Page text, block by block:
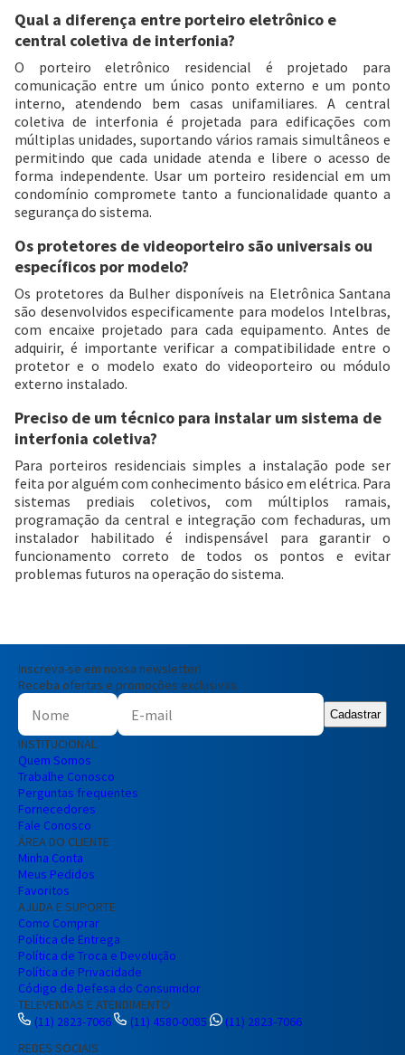
Qual a diferença entre porteiro eletrônico e
central coletiva de interfonia?
O porteiro eletrônico residencial é projetado para
comunicação entre um único ponto externo e um ponto
interno, atendendo bem casas unifamiliares. A central
coletiva de interfonia é projetada para edificações com
múltiplas unidades, suportando vários ramais simultâneos e
permitindo que cada unidade atenda e libere o acesso de
forma independente. Usar um porteiro residencial em um
condomínio compromete tanto a funcionalidade quanto a
segurança do sistema.
Os protetores de videoporteiro são universais ou
específicos por modelo?
Os protetores da Bulher disponíveis na Eletrônica Santana
são desenvolvidos especificamente para modelos Intelbras,
com encaixe projetado para cada equipamento. Antes de
adquirir, é importante verificar a compatibilidade entre o
protetor e o modelo exato do videoporteiro ou módulo
externo instalado.
Preciso de um técnico para instalar um sistema de
interfonia coletiva?
Para porteiros residenciais simples a instalação pode ser
feita por alguém com conhecimento básico em elétrica. Para
sistemas prediais coletivos, com múltiplos ramais,
programação da central e integração com fechaduras, um
instalador habilitado é indispensável para garantir o
funcionamento correto de todos os pontos e evitar
problemas futuros na operação do sistema.
Inscreva-se em nossa newsletter!
Receba ofertas e promoções exclusivas
Cadastrar
INSTITUCIONAL
Quem Somos
Trabalhe Conosco
Perguntas frequentes
Fornecedores
Fale Conosco
ÁREA DO CLIENTE
Minha Conta
Meus Pedidos
Favoritos
AJUDA E SUPORTE
Como Comprar
Política de Entrega
Política de Troca e Devolução
Política de Privacidade
Código de Defesa do Consumidor
TELEVENDAS E ATENDIMENTO
(11) 2823-7066
(11) 4580-0085
(11) 2823-7066
REDES SOCIAIS